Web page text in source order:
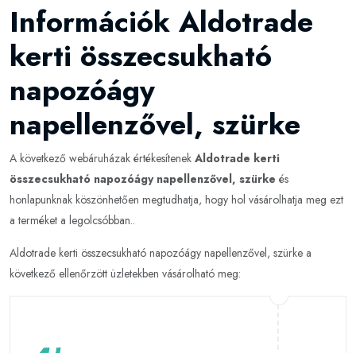
Információk Aldotrade
kerti összecsukható
napozóágy
napellenzővel, szürke
A következő webáruházak értékesítenek Aldotrade kerti
összecsukható napozóágy napellenzővel, szürke és
honlapunknak köszönhetően megtudhatja, hogy hol vásárolhatja meg ezt
a terméket a legolcsóbban..
Aldotrade kerti összecsukható napozóágy napellenzővel, szürke a
következő ellenőrzött üzletekben vásárolható meg: